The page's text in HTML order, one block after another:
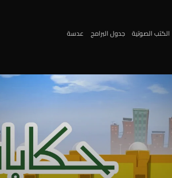
الكتب الصوتية جدول البرامج عدسة